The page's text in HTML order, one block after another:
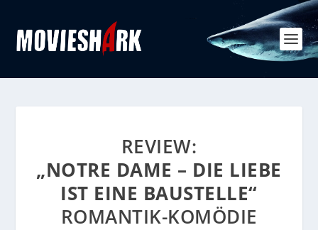
REVIEW:
„NOTRE DAME – DIE LIEBE
IST EINE BAUSTELLE“
ROMANTIK-KOMÖDIE